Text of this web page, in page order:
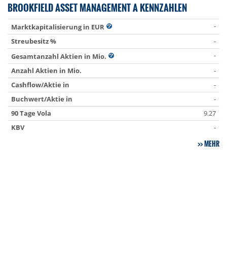
BROOKFIELD ASSET MANAGEMENT A KENNZAHLEN
Marktkapitalisierung in EUR
-
Streubesitz %
-
Gesamtanzahl Aktien in Mio.
-
Anzahl Aktien in Mio.
-
Cashflow/Aktie in
-
Buchwert/Aktie in
-
90 Tage Vola
9.27
KBV
-
MEHR